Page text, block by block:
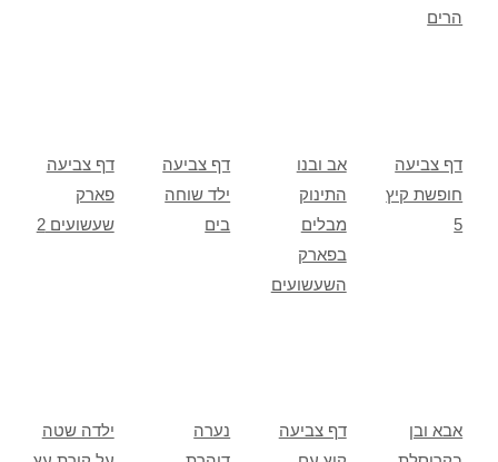
הרים
דף צביעה
פארק
שעשועים 2
דף צביעה
ילד שוחה
בים
אב ובנו
התינוק
מבלים
בפארק
השעשועים
דף צביעה
חופשת קיץ
5
ילדה שטה
נערה
דף צביעה
אבא ובן